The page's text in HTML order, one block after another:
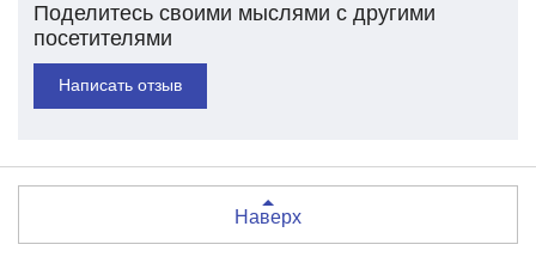
Поделитесь своими мыслями с другими
посетителями
Написать отзыв
Наверх